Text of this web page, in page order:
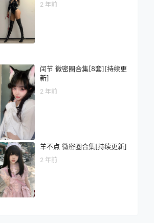
2 年前
闰节 微密圈合集[8套][持续更
新]
2 年前
羊不点 微密圈合集[持续更新]
2 年前